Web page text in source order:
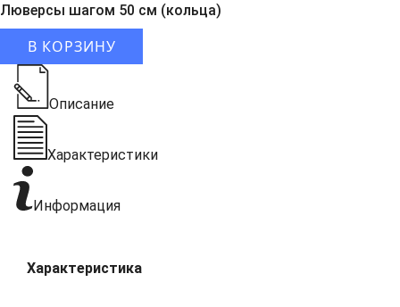
Люверсы шагом 50 см (кольца)
В КОРЗИНУ
Описание
Характеристики
Информация
Характеристика